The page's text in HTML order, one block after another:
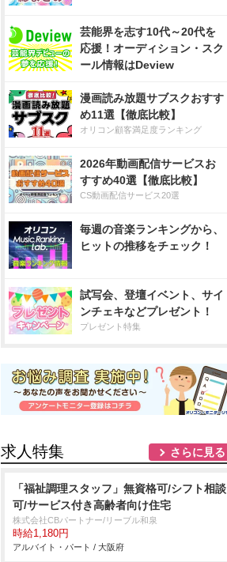
芸能界を志す10代～20代を
応援！オーディション・スク
ール情報はDeview
漫画読み放題サブスクおすす
め11選【徹底比較】
オリコン顧客満足度ランキング
2026年動画配信サービスお
すすめ40選【徹底比較】
CS動画配信サービス20選
毎週の音楽ランキングから、
ヒットの推移をチェック！
試写会、登壇イベント、サイ
ンチェキなどプレゼント！
プレゼント特集
求人特集 さらに見る
「福祉調理スタッフ」無資格可/シフト相談
可/サービス付き高齢者向け住宅
株式会社CBパートナー/リーブル和泉
時給1,180円
アルバイト・パート / 大阪府